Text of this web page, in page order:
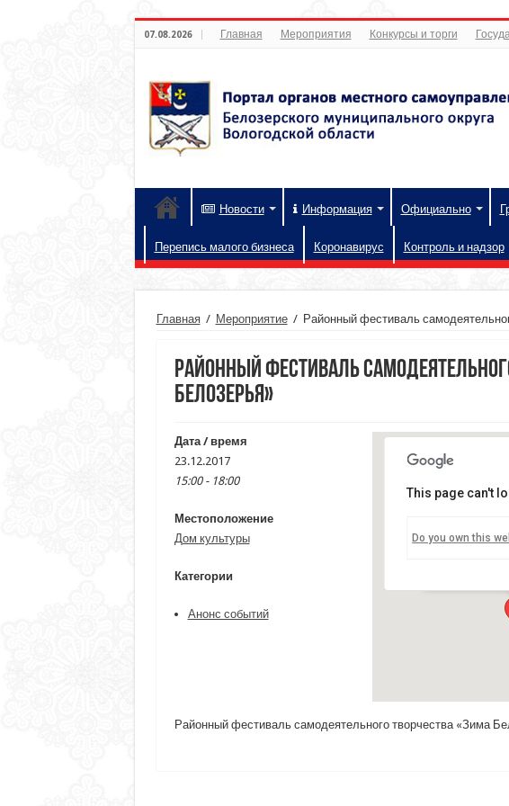
07.08.2026 Главная Мероприятия Конкурсы и торги
Новости Информация Официально
Перепись малого бизнеса Коронавирус Контроль и надзор
Главная / Мероприятие / Районный фестиваль
Районный фестиваль
Белозерья»
Дом культуры
This page can't
Do you own this
Дата / время
23.12.2017
15:00 - 18:00
Местоположение
Дом культуры
Категории
Анонс событий
Районный фестиваль самодеятельного творчества «Зима